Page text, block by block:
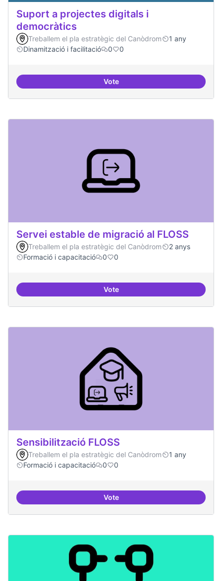
Suport a projectes digitals i
democràtics
Treballem el pla estratègic del Canòdrom
1 any
Dinamització i facilitació
0 0
VoteSuport a projectes digitals i
Servei estable de migració al FLOSS
Treballem el pla estratègic del Canòdrom
2 anys
Formació i capacitació
0 0
VoteServei estable de migració al
Sensibilització FLOSS
Treballem el pla estratègic del Canòdrom
1 any
Formació i capacitació
0 0
VoteSensibilització FLOSS